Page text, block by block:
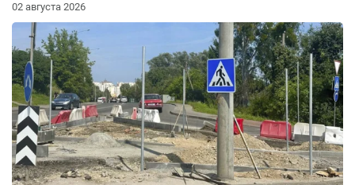
02 августа 2026